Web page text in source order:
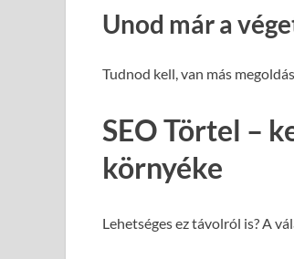
Unod már a
Tudnod kell, van más
SEO Törtel –
környéke
Lehetséges ez távolról is? A